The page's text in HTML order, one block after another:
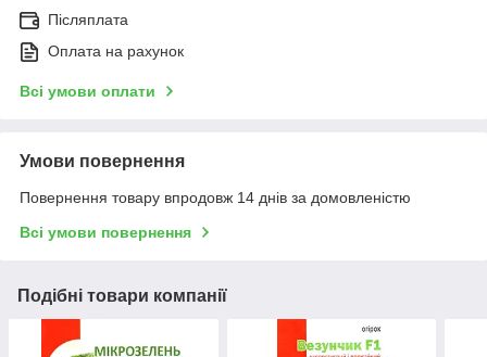
Післяплата
Оплата на рахунок
Всі умови оплати
Умови повернення
Повернення товару впродовж 14 днів за домовленістю
Всі умови повернення
Подібні товари компанії